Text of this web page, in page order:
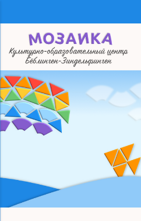
Ключевые слова